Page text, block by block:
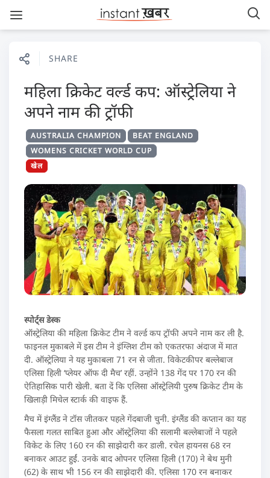
SHARE
महिला क्रिकेट वर्ल्ड कप: ऑस्ट्रेलिया ने
अपने नाम की ट्रॉफी
AUSTRALIA CHAMPION
BEAT ENGLAND
WOMENS CRICKET WORLD CUP
खेल
स्पोर्ट्स डेस्क
ऑस्ट्रेलिया की महिला क्रिकेट टीम ने वर्ल्ड कप ट्रॉफी अपने नाम कर ली है.
फाइनल मुकाबले में इस टीम ने इंग्लिश टीम को एकतरफा अंदाज में मात
दी. ऑस्ट्रेलिया ने यह मुकाबला 71 रन से जीता. विकेटकीपर बल्लेबाज
एलिसा हिली ‘प्लेयर ऑफ दी मैच’ रहीं. उन्होंने 138 गेंद पर 170 रन की
ऐतिहासिक पारी खेली. बता दें कि एलिसा ऑस्ट्रेलियी पुरुष क्रिकेट टीम के
खिलाड़ी मिचेल स्टार्क की वाइफ हैं.
मैच में इंग्लैंड ने टॉस जीतकर पहले गेंदबाजी चुनी. इंग्लैंड की कप्तान का यह
फैसला गलत साबित हुआ और ऑस्ट्रेलिया की सलामी बल्लेबाजों ने पहले
विकेट के लिए 160 रन की साझेदारी कर डाली. रचेल हायनस 68 रन
बनाकर आउट हुईं. उनके बाद ओपनर एलिसा हिली (170) ने बेथ मुनी
(62) के साथ भी 156 रन की साझेदारी की. एलिसा 170 रन बनाकर